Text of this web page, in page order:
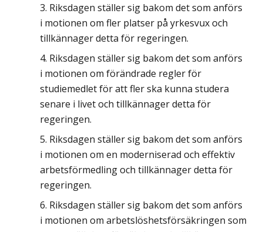
Riksdagen ställer sig bakom det som anförs
i motionen om fler platser på yrkesvux och
tillkännager detta för regeringen.
Riksdagen ställer sig bakom det som anförs
i motionen om förändrade regler för
studiemedlet för att fler ska kunna studera
senare i livet och tillkännager detta för
regeringen.
Riksdagen ställer sig bakom det som anförs
i motionen om en moderniserad och effektiv
arbetsförmedling och tillkännager detta för
regeringen.
Riksdagen ställer sig bakom det som anförs
i motionen om arbetslöshetsförsäkringen som